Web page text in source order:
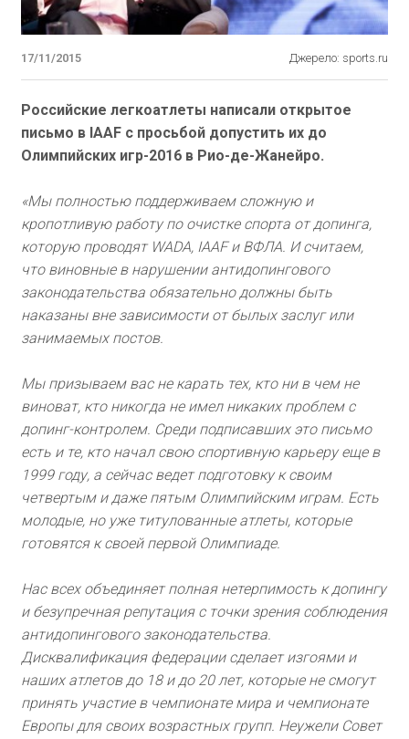
17/11/2015 Джерело: sports.ru
Российские легкоатлеты написали открытое
письмо в IAAF с просьбой допустить их до
Олимпийских игр-2016 в Рио-де-Жанейро.
«Мы полностью поддерживаем сложную и
кропотливую работу по очистке спорта от допинга,
которую проводят WADA, IAAF и ВФЛА. И считаем,
что виновные в нарушении антидопингового
законодательства обязательно должны быть
наказаны вне зависимости от былых заслуг или
занимаемых постов.
Мы призываем вас не карать тех, кто ни в чем не
виноват, кто никогда не имел никаких проблем с
допинг-контролем. Среди подписавших это письмо
есть и те, кто начал свою спортивную карьеру еще в
1999 году, а сейчас ведет подготовку к своим
четвертым и даже пятым Олимпийским играм. Есть
молодые, но уже титулованные атлеты, которые
готовятся к своей первой Олимпиаде.
Нас всех объединяет полная нетерпимость к допингу
и безупречная репутация с точки зрения соблюдения
антидопингового законодательства.
Дисквалификация федерации сделает изгоями и
наших атлетов до 18 и до 20 лет, которые не смогут
принять участие в чемпионате мира и чемпионате
Европы для своих возрастных групп. Неужели Совет